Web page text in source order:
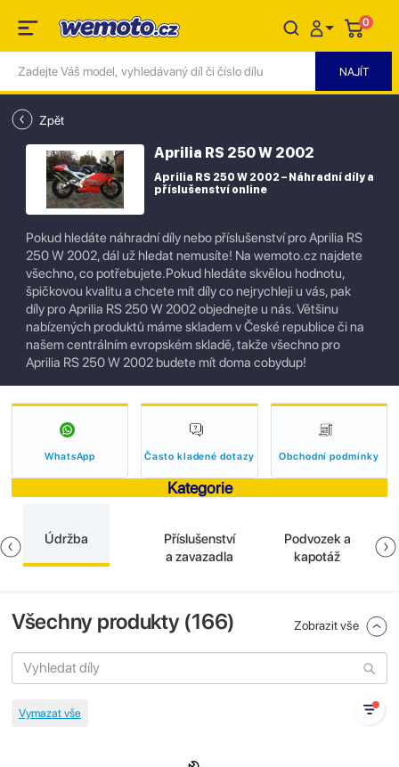
0
Zpět
Aprilia RS 250 W 2002
Aprilia RS 250 W 2002 – Náhradní díly a
příslušenství online
Pokud hledáte náhradní díly nebo příslušenství pro Aprilia RS
250 W 2002, dál už hledat nemusíte! Na wemoto.cz najdete
všechno, co potřebujete.Pokud hledáte skvělou hodnotu,
špičkovou kvalitu a chcete mít díly co nejrychleji u vás, pak
díly pro Aprilia RS 250 W 2002 objednejte u nás. Většinu
nabízených produktů máme skladem v České republice či na
našem centrálním evropském skladě, takže všechno pro
Aprilia RS 250 W 2002 budete mít doma cobydup!
WhatsApp Často kladené dotazy Obchodní podmínky
Kategorie
Údržba
Příslušenství
a zavazadla
Podvozek a
kapotáž
Všechny produkty (166) Zobrazit vše